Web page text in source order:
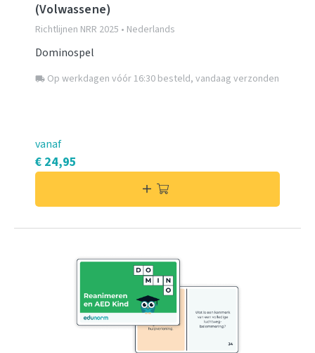
(Volwassene)
Richtlijnen NRR 2025 • Nederlands
Dominospel
local_shipping Op werkdagen vóór 16:30 besteld, vandaag verzonden
vanaf
€ 24,95